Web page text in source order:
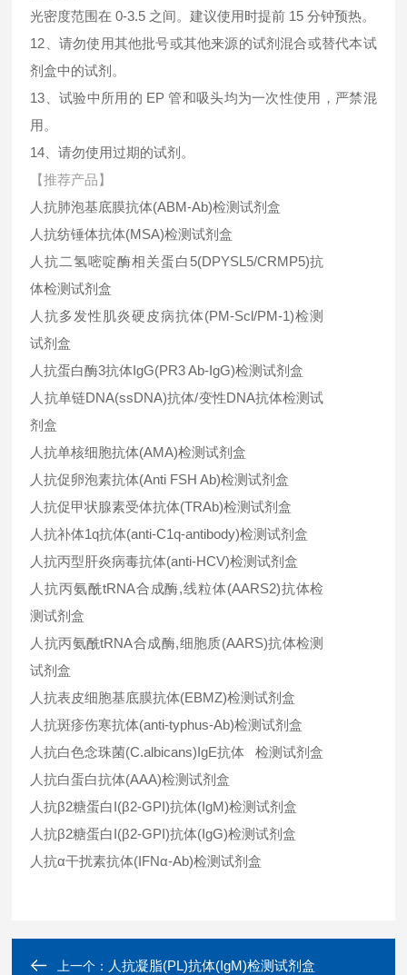
光密度范围在 0-3.5 之间。建议使用时提前 15 分钟预热。
12、请勿使用其他批号或其他来源的试剂混合或替代本试
剂盒中的试剂。
13、试验中所用的 EP 管和吸头均为一次性使用，严禁混
用。
14、请勿使用过期的试剂。
【推荐产品】
人抗肺泡基底膜抗体(ABM-Ab)检测试剂盒
人抗纺锤体抗体(MSA)检测试剂盒
人抗二氢嘧啶酶相关蛋白5(DPYSL5/CRMP5)抗
体检测试剂盒
人抗多发性肌炎硬皮病抗体(PM-Scl/PM-1)检测
试剂盒
人抗蛋白酶3抗体IgG(PR3 Ab-IgG)检测试剂盒
人抗单链DNA(ssDNA)抗体/变性DNA抗体检测试
剂盒
人抗单核细胞抗体(AMA)检测试剂盒
人抗促卵泡素抗体(Anti FSH Ab)检测试剂盒
人抗促甲状腺素受体抗体(TRAb)检测试剂盒
人抗补体1q抗体(anti-C1q-antibody)检测试剂盒
人抗丙型肝炎病毒抗体(anti-HCV)检测试剂盒
人抗丙氨酰tRNA合成酶,线粒体(AARS2)抗体检
测试剂盒
人抗丙氨酰tRNA合成酶,细胞质(AARS)抗体检测
试剂盒
人抗表皮细胞基底膜抗体(EBMZ)检测试剂盒
人抗斑疹伤寒抗体(anti-typhus-Ab)检测试剂盒
人抗白色念珠菌(C.albicans)IgE抗体 检测试剂盒
人抗白蛋白抗体(AAA)检测试剂盒
人抗β2糖蛋白I(β2-GPI)抗体(IgM)检测试剂盒
人抗β2糖蛋白I(β2-GPI)抗体(IgG)检测试剂盒
人抗α干扰素抗体(IFNα-Ab)检测试剂盒
上一个： 人抗凝脂(PL)抗体(IgM)检测试剂盒